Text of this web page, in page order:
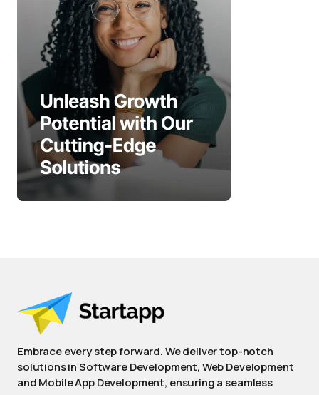
Embrace every step forward. We deliver top-notch
solutions in Software Development, Web Development
and Mobile App Development, ensuring a seamless